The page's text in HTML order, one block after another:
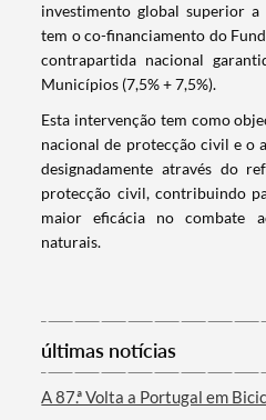
Termo de Pesquisa
Filtros
investimento global superior
tem o co-financiamento do
contrapartida nacional
Municípios (7,5% + 7,5%).
Esta intervenção tem como
nacional de protecção civil e o
designadamente através do
protecção civil, contribuindo
maior eficácia no combate
naturais.
últimas notícias
A 87.ª Volta a Portugal em